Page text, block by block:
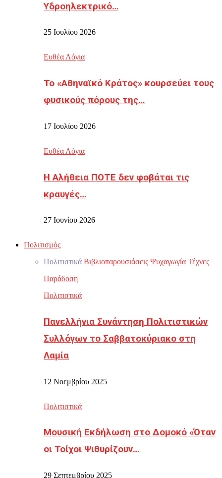
Υδροηλεκτρικό…
25 Ιουλίου 2026
Ευθέα Λόγια
Το «Αθηναϊκό Κράτος» κουρσεύει τους
φυσικούς πόρους της…
17 Ιουλίου 2026
Ευθέα Λόγια
Η Αλήθεια ΠΟΤΕ δεν φοβάται τις
κραυγές…
27 Ιουνίου 2026
Πολιτισμός
Πολιτιστικά Βιβλιοπαρουσιάσεις Ψυχαγωγία Τέχνες
Παράδοση
Πολιτιστικά
Πανελλήνια Συνάντηση Πολιτιστικών
Συλλόγων το Σαββατοκύριακο στη
Λαμία
12 Νοεμβρίου 2025
Πολιτιστικά
Μουσική Εκδήλωση στο Δομοκό «Όταν
οι Τοίχοι Ψιθυρίζουν…
29 Σεπτεμβρίου 2025